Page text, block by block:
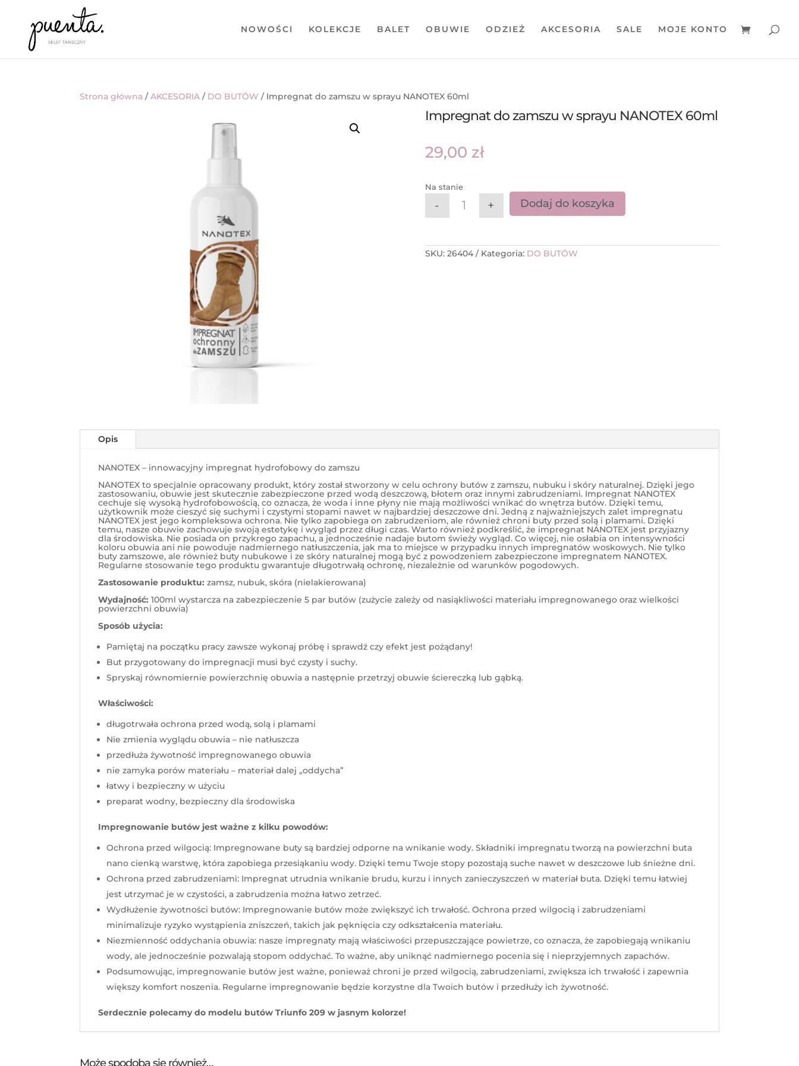
NOWOŚCI KOLEKCJE BALET OBUWIE ODZIEŻ AKCESORIA SALE MOJE KONTO
Strona główna /AKCESORIA / DO BUTÓW / Impregnat do zamszu w sprayu NANOTEX 60ml
Impregnat do zamszu w sprayu NANOTEX 60ml
29,00 zł
Na stanie
ilość Impregnat do zamszu w sprayu NANOTEX 60ml
- + Dodaj do koszyka
SKU: 26404 Kategoria: DO BUTÓW
Opis
NANOTEX – innowacyjny impregnat hydrofobowy do zamszu
NANOTEX to specjalnie opracowany produkt, który został stworzony w celu ochrony butów z zamszu, nubuku i skóry naturalnej. Dzięki jego
zastosowaniu, obuwie jest skutecznie zabezpieczone przed wodą deszczową, błotem oraz innymi zabrudzeniami. Impregnat NANOTEX
cechuje się wysoką hydrofobowością, co oznacza, że woda i inne płyny nie mają możliwości wnikać do wnętrza butów. Dzięki temu,
użytkownik może cieszyć się suchymi i czystymi stopami nawet w najbardziej deszczowe dni. Jedną z najważniejszych zalet impregnatu
NANOTEX jest jego kompleksowa ochrona. Nie tylko zapobiega on zabrudzeniom, ale również chroni buty przed solą i plamami. Dzięki
temu, nasze obuwie zachowuje swoją estetykę i wygląd przez długi czas. Warto również podkreślić, że impregnat NANOTEX jest przyjazny
dla środowiska. Nie posiada on przykrego zapachu, a jednocześnie nadaje butom świeży wygląd. Co więcej, nie osłabia on intensywności
koloru obuwia ani nie powoduje nadmiernego natłuszczenia, jak ma to miejsce w przypadku innych impregnatów woskowych. Nie tylko
buty zamszowe, ale również buty nubukowe i ze skóry naturalnej mogą być z powodzeniem zabezpieczone impregnatem NANOTEX.
Regularne stosowanie tego produktu gwarantuje długotrwałą ochronę, niezależnie od warunków pogodowych.
Zastosowanie produktu:zamsz, nubuk, skóra (nielakierowana)
Wydajność:100ml wystarcza na zabezpieczenie 5 par butów (zużycie zależy od nasiąkliwości materiału impregnowanego oraz wielkości
powierzchni obuwia)
Sposób użycia:
Pamiętaj na początku pracy zawsze wykonaj próbę i sprawdź czy efekt jest pożądany!
But przygotowany do impregnacji musi być czysty i suchy.
Spryskaj równomiernie powierzchnię obuwia a następnie przetrzyj obuwie ściereczką lub gąbką.
Właściwości:
długotrwała ochrona przed wodą, solą i plamami
Nie zmienia wyglądu obuwia – nie natłuszcza
przedłuża żywotność impregnowanego obuwia
nie zamyka porów materiału – materiał dalej „oddycha”
łatwy i bezpieczny w użyciu
preparat wodny, bezpieczny dla środowiska
Impregnowanie butów jest ważne z kilku powodów:
Ochrona przed wilgocią: Impregnowane buty są bardziej odporne na wnikanie wody. Składniki impregnatu tworzą na powierzchni buta
nano cienką warstwę, która zapobiega przesiąkaniu wody. Dzięki temu Twoje stopy pozostają suche nawet w deszczowe lub śnieżne dni.
Ochrona przed zabrudzeniami: Impregnat utrudnia wnikanie brudu, kurzu i innych zanieczyszczeń w materiał buta. Dzięki temu łatwiej
jest utrzymać je w czystości, a zabrudzenia można łatwo zetrzeć.
Wydłużenie żywotności butów: Impregnowanie butów może zwiększyć ich trwałość. Ochrona przed wilgocią i zabrudzeniami
minimalizuje ryzyko wystąpienia zniszczeń, takich jak pęknięcia czy odkształcenia materiału.
Niezmienność oddychania obuwia: nasze impregnaty mają właściwości przepuszczające powietrze, co oznacza, że ​​zapobiegają wnikaniu
wody, ale jednocześnie pozwalają stopom oddychać. To ważne, aby uniknąć nadmiernego pocenia się i nieprzyjemnych zapachów.
Podsumowując, impregnowanie butów jest ważne, ponieważ chroni je przed wilgocią, zabrudzeniami, zwiększa ich trwałość i zapewnia
większy komfort noszenia. Regularne impregnowanie będzie korzystne dla Twoich butów i przedłuży ich żywotność.
Serdecznie polecamy do modelu butów Triunfo 209 w jasnym kolorze!
Może spodoba się również…